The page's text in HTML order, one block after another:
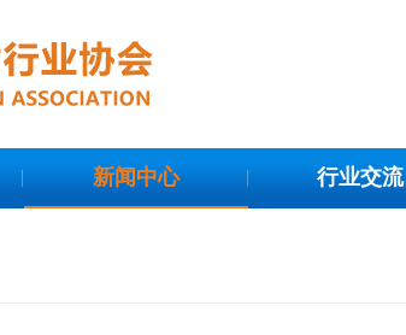
新闻中心 行业交流